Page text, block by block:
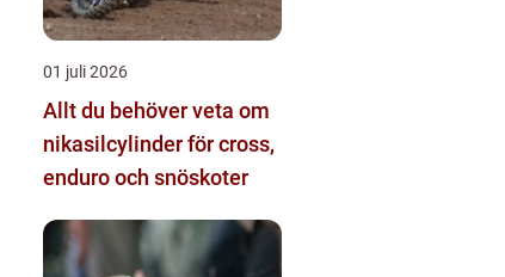
01 juli 2026
Allt du behöver veta om
nikasilcylinder för cross,
enduro och snöskoter